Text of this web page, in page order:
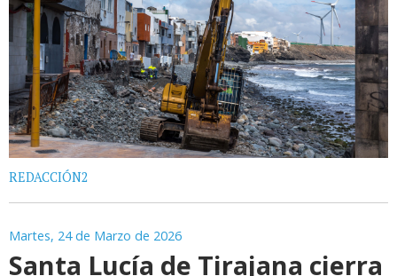
REDACCIÓN2
Martes, 24 de Marzo de 2026
Santa Lucía de Tirajana cierra